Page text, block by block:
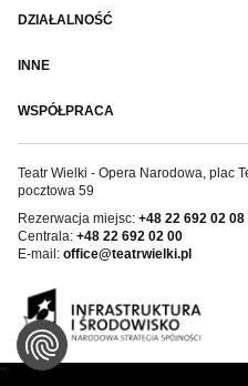
DZIAŁALNOŚĆ
INNE
WSPÓŁPRACA
Teatr Wielki - Opera Narodowa, plac
pocztowa 59
Rezerwacja miejsc: +48 22 692 02 08
Centrala: +48 22 692 02 00
E-mail: office@teatrwielki.pl
''